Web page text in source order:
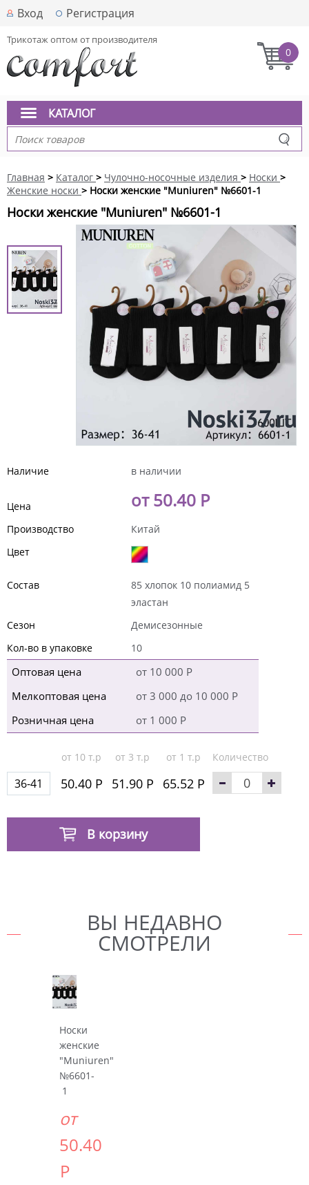
Вход Регистрация
Трикотаж оптом от производителя
0
КАТАЛОГ
Главная > Каталог > Чулочно-носочные изделия > Носки >
Женские носки > Носки женские "Muniuren" №6601-1
Носки женские "Muniuren" №6601-1
Наличие в наличии
Цена от 50.40 Р
Производство
Китай
Цвет
Состав
85 хлопок 10 полиамид 5
эластан
Сезон
Демисезонные
Кол-во в упаковке
10
Оптовая цена
от 10 000 Р
Мелкоптовая цена
от 3 000 до 10 000 Р
Розничная цена
от 1 000 Р
от 10 т.р от 3 т.р от 1 т.р Количество
36-41 50.40 Р 51.90 Р 65.52 Р
В корзину
ВЫ НЕДАВНО
СМОТРЕЛИ
Носки
женские
"Muniuren"
№6601-
1
от
50.40
Р